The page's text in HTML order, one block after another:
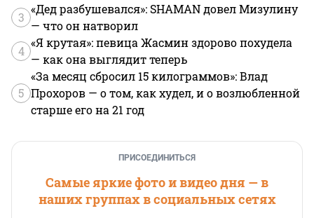
3
«Дед разбушевался»: SHAMAN довел Мизулину
— что он натворил
4
«Я крутая»: певица Жасмин здорово похудела
— как она выглядит теперь
5
«За месяц сбросил 15 килограммов»: Влад
Прохоров — о том, как худел, и о возлюбленной
старше его на 21 год
ПРИСОЕДИНИТЬСЯ
Самые яркие фото и видео дня — в
наших группах в социальных сетях